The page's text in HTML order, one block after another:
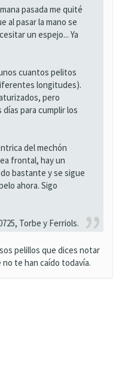
pasada me quité
al pasar la mano se
un espejo... Ya
cuantos pelitos
longitudes).
pero
para cumplir los
del mechón
frontal, hay un
bastante y se sigue
ahora. Sigo
Torbe y Ferriols.
pelillos que dices notar
te han caído todavía.